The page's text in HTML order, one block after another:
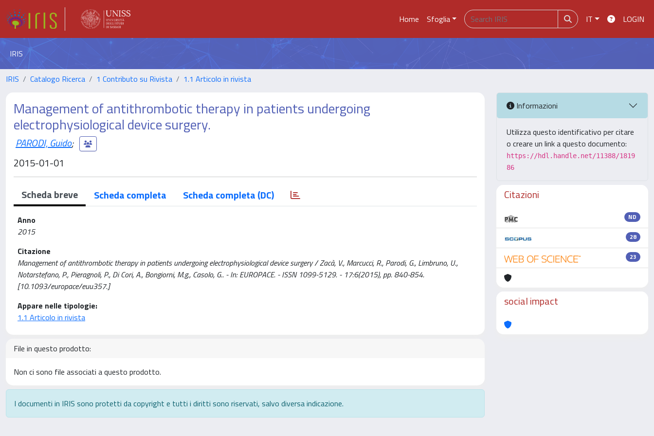
Home Sfoglia IT LOGIN
IRIS
IRIS Catalogo Ricerca 1 Contributo su Rivista 1.1 Articolo in rivista
Management of antithrombotic therapy in patients undergoing
electrophysiological device surgery.
PARODI, Guido;
2015-01-01
Scheda breve Scheda completa Scheda completa (DC)
Anno
2015
Citazione
Management of antithrombotic therapy in patients undergoing electrophysiological device surgery / Zacà, V., Marcucci, R., Parodi, G., Limbruno, U.,
Notarstefano, P., Pieragnoli, P., Di Cori, A., Bongiorni, M.g., Casolo, G.. - In: EUROPACE. - ISSN 1099-5129. - 17:6(2015), pp. 840-854.
[10.1093/europace/euu357.]
Appare nelle tipologie:
1.1 Articolo in rivista
File in questo prodotto:
Non ci sono file associati a questo prodotto.
I documenti in IRIS sono protetti da copyright e tutti i diritti sono riservati, salvo diversa indicazione.
Informazioni
Utilizza questo identificativo per citare
o creare un link a questo documento:
https://hdl.handle.net/11388/1819
86
Citazioni
ND
28
23
social impact